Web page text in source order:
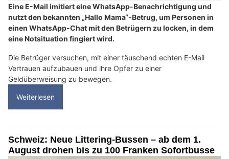
Eine E-Mail imitiert eine WhatsApp-Benachrichtigung und
nutzt den bekannten „Hallo Mama“-Betrug, um Personen in
einen WhatsApp-Chat mit den Betrügern zu locken, in dem
eine Notsituation fingiert wird.
Die Betrüger versuchen, mit einer täuschend echten E-Mail
Vertrauen aufzubauen und ihre Opfer zu einer
Geldüberweisung zu bewegen.
Weiterlesen
Schweiz: Neue Littering-Bussen – ab dem 1.
August drohen bis zu 100 Franken Sofortbusse